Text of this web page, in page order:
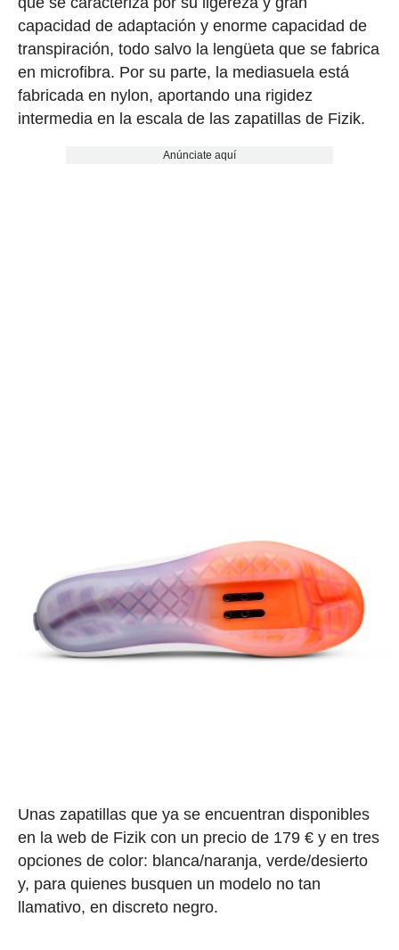
capacidad de adaptación y enorme capacidad de
transpiración, todo salvo la lengüeta que se fabrica
en microfibra. Por su parte, la mediasuela está
fabricada en nylon, aportando una rigidez
intermedia en la escala de las zapatillas de Fizik.
Anúnciate aquí
Unas zapatillas que ya se encuentran disponibles
en la web de Fizik con un precio de 179 € y en tres
opciones de color: blanca/naranja, verde/desierto
y, para quienes busquen un modelo no tan
llamativo, en discreto negro.